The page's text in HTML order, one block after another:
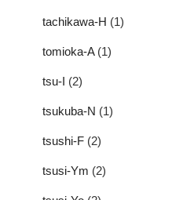
tachikawa-H (1)
tomioka-A(1)
tsu-I (2)
tsukuba-N (1)
tsushi-F (2)
tsusi-Ym (2)